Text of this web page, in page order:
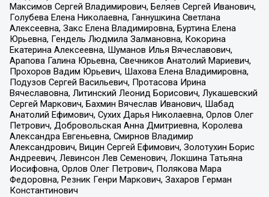
Максимов Сергей Владимирович, Беляев Сергей Иванович,
Голубева Елена Николаевна, Ганнушкина Светлана
Алексеевна, Закс Елена Владимировна, Буртина Елена
Юрьевна, Гендель Людмила Залмановна, Кокорина
Екатерина Алексеевна, Шуманов Илья Вячеславович,
Арапова Галина Юрьевна, Свечников Анатолий Мариевич,
Прохоров Вадим Юрьевич, Шахова Елена Владимировна,
Подузов Сергей Васильевич, Протасова Ирина
Вячеславовна, Литинский Леонид Борисович, Лукашевский
Сергей Маркович, Бахмин Вячеслав Иванович, Шабад
Анатолий Ефимович, Сухих Дарья Николаевна, Орлов Олег
Петрович, Добровольская Анна Дмитриевна, Королева
Александра Евгеньевна, Смирнов Владимир
Александрович, Вицин Сергей Ефимович, Золотухин Борис
Андреевич, Левинсон Лев Семенович, Локшина Татьяна
Иосифовна, Орлов Олег Петрович, Полякова Мара
Федоровна, Резник Генри Маркович, Захаров Герман
Константинович